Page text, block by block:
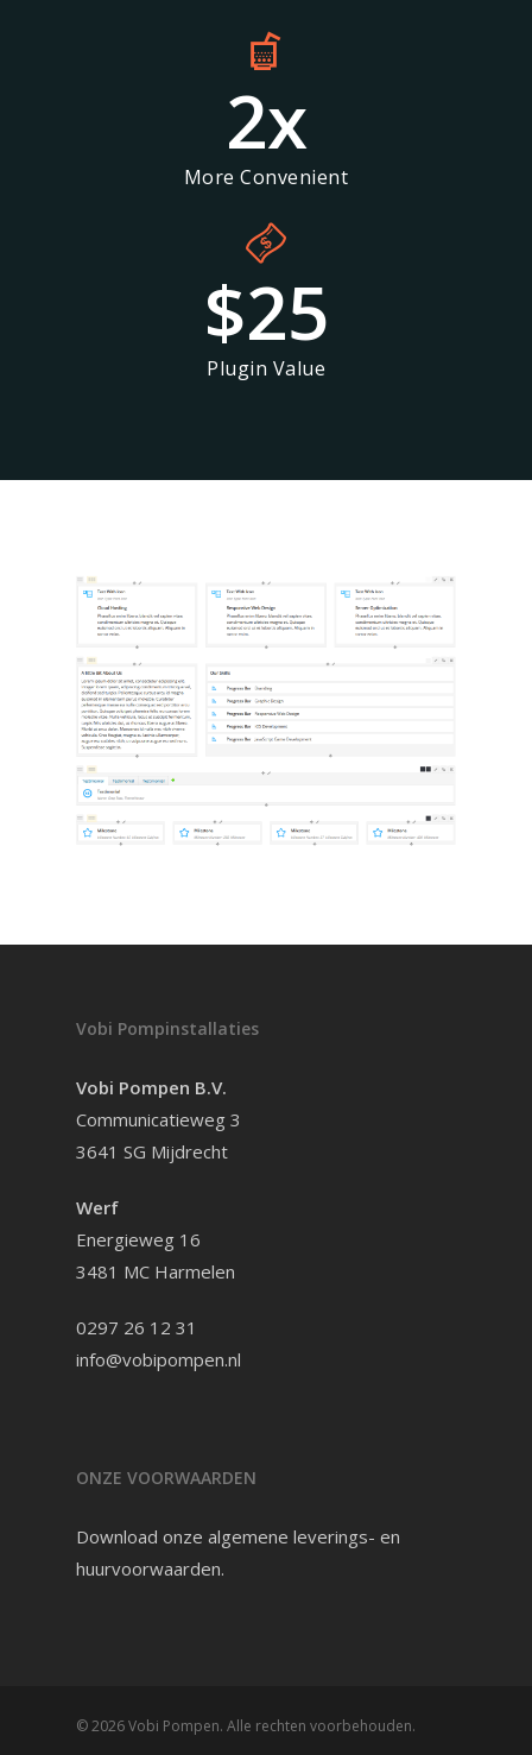
2x
More Convenient
$25
Plugin Value
Vobi Pompinstallaties
Vobi Pompen B.V.
Communicatieweg 3
3641 SG Mijdrecht
Werf
Energieweg 16
3481 MC Harmelen
0297 26 12 31
info@vobipompen.nl
ONZE VOORWAARDEN
Download onze algemene leverings- en
huurvoorwaarden.
© 2026 Vobi Pompen. Alle rechten voorbehouden.